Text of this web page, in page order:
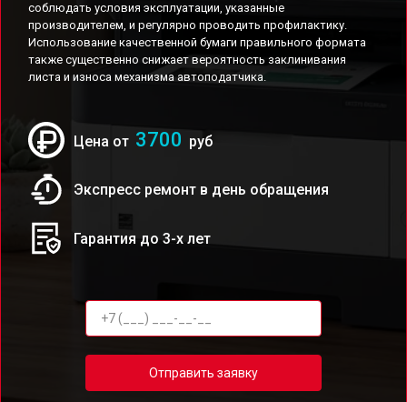
соблюдать условия эксплуатации, указанные
производителем, и регулярно проводить профилактику.
Использование качественной бумаги правильного формата
также существенно снижает вероятность заклинивания
листа и износа механизма автоподатчика.
Цена от 3700 руб
Экспресс ремонт в день обращения
Гарантия до 3-х лет
Отправить заявку